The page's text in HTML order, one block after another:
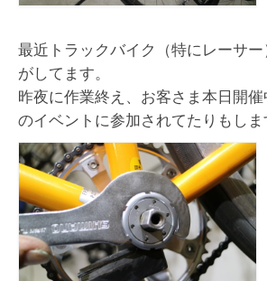
最近トラックバイク（特にレーサ
がしてます。
昨夜に作業終え、お客さま本日開
のイベントに参加されてたりもしま